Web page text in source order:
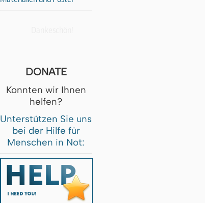
DONATE
Konnten wir Ihnen
helfen?
Unterstützen Sie uns
bei der Hilfe für
Menschen in Not: